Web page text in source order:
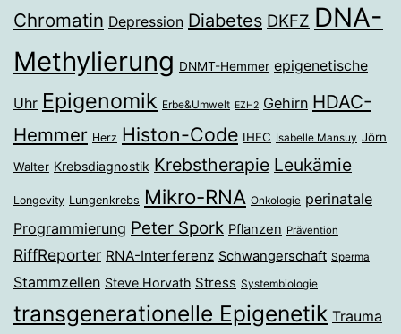
Chromatin Depression Diabetes DKFZ DNA-
Methylierung DNMT-Hemmer epigenetische
Uhr Epigenomik Erbe&Umwelt EZH2 Gehirn HDAC-
Hemmer Herz Histon-Code IHEC Isabelle Mansuy Jörn
Walter Krebsdiagnostik Krebstherapie Leukämie
Longevity Lungenkrebs Mikro-RNA Onkologie perinatale
Programmierung Peter Spork Pflanzen Prävention
RiffReporter RNA-Interferenz Schwangerschaft Sperma
Stammzellen Steve Horvath Stress Systembiologie
transgenerationelle Epigenetik Trauma